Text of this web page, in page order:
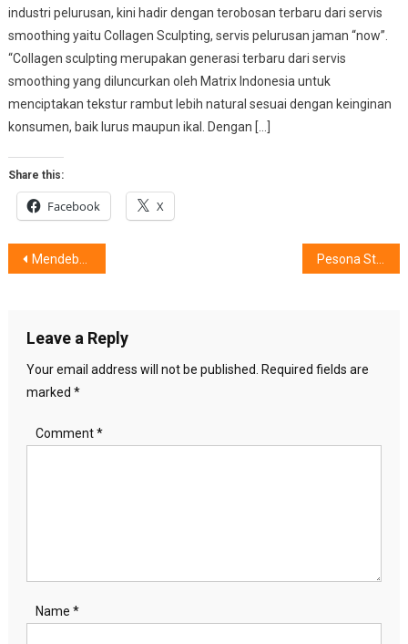
industri pelurusan, kini hadir dengan terobosan terbaru dari servis
smoothing yaitu Collagen Sculpting, servis pelurusan jaman “now”.
“Collagen sculpting merupakan generasi terbaru dari servis
smoothing yang diluncurkan oleh Matrix Indonesia untuk
menciptakan tekstur rambut lebih natural sesuai dengan keinginan
konsumen, baik lurus maupun ikal. Dengan […]
Share this:
Facebook X
Post
Mendebarkan Bersama Orang Terkasih Pesona Stylishion Dilingkari Navi SEALS
Leave a Reply
Your email address will not be published.
Required fields are
marked *
Comment*
Name *